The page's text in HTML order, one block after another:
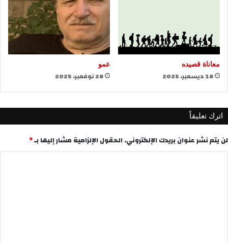
معاناة قصيده
18 ديسمبر، 2025
عمو
28 نوفمبر، 2025
اترك تعليقاً
لن يتم نشر عنوان بريدك الإلكتروني. الحقول الإلزامية مشار إليها بـ*